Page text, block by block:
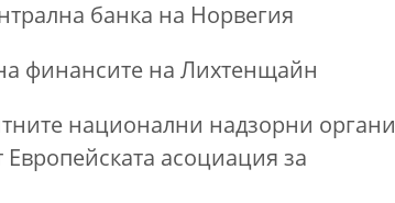
банка на Норвегия
финансите на Лихтенщайн
национални надзорни органи
асоциация за